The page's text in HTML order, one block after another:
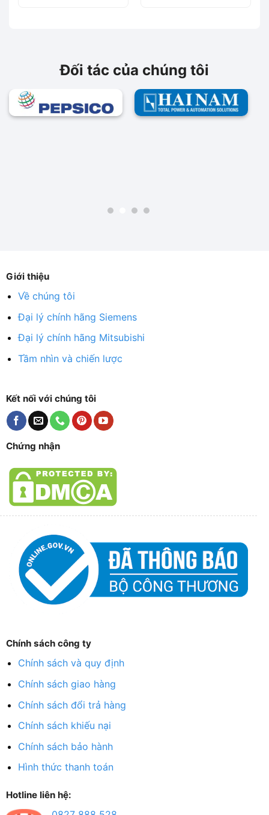
Đối tác của chúng tôi
Giới thiệu
Về chúng tôi
Đại lý chính hãng Siemens
Đại lý chính hãng Mitsubishi
Tầm nhìn và chiến lược
Kết nối với chúng tôi
Chứng nhận
Chính sách công ty
Chính sách và quy định
Chính sách giao hàng
Chính sách đổi trả hàng
Chính sách khiếu nại
Chính sách bảo hành
Hình thức thanh toán
Hotline liên hệ: